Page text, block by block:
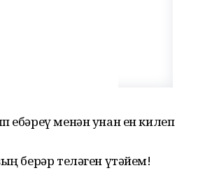
ебәреү менән унан ен килеп
берәр теләген үтәйем!